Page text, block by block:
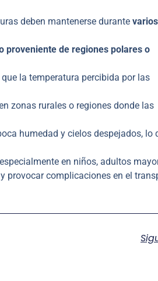
deben mantenerse durante
proveniente de regiones polares o
la temperatura percibida por las
zonas rurales o regiones donde las
humedad y cielos despejados, lo
en niños, adultos
provocar complicaciones en el